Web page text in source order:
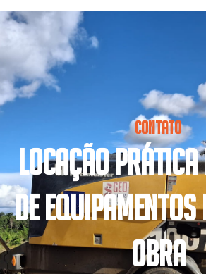
CONTATO
LOCAÇÃO PRÁTICA
DE
OBRA